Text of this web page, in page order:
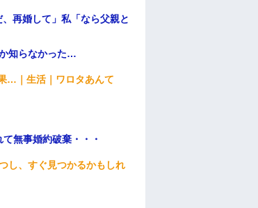
再婚して」私「なら父親と
知らなかった…
…｜生活｜ワロタあんて
無事婚約破棄・・・
し、すぐ見つかるかもしれ